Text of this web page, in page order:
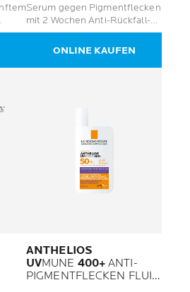
Serum gegen Pigmentflecken
mit 2 Wochen Anti-Rückfall-
Wirkung
ONLINE KAUFEN
ANTHELIOS
UVMUNE 400+ ANTI-
PIGMENTFLECKEN FLUID